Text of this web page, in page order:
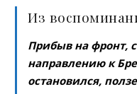
Из
Прибыв на фронт,
направлению к
остановился,